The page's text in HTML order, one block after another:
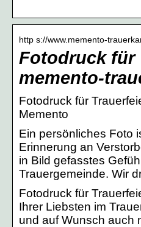
http s://www.memento-
Fotodruck für
memento-
Fotodruck für
Memento
Ein persönliches Foto
Erinnerung an
in Bild gefasstes
Trauergemeinde. Wir
Fotodruck für
Ihrer Liebsten im
und auf Wunsch auch